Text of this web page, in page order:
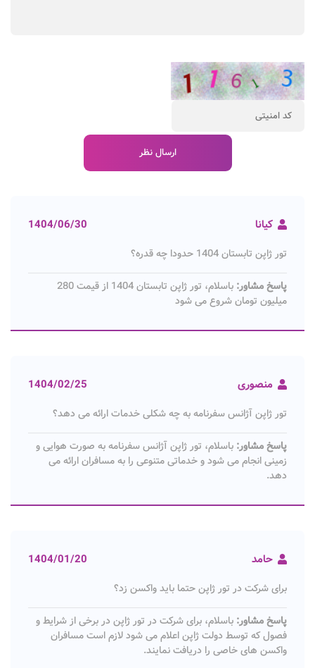
کیانا 1404/06/30
تور ژاپن تابستان 1404 حدودا چه قدره؟
پاسخ مشاور:
باسلام، تور ژاپن تابستان 1404 از قیمت 280
میلیون تومان شروع می شود
منصوری 1404/02/25
تور ژاپن آژانس سفرنامه به چه شکلی خدمات ارائه می دهد؟
پاسخ مشاور: باسلام، تور ژاپن آژانس سفرنامه به صورت هوایی و
زمینی انجام می شود و خدماتی متنوعی را به مسافران ارائه می
دهد.
حامد 1404/01/20
برای شرکت در تور ژاپن حتما باید واکسن زد؟
پاسخ مشاور: باسلام، برای شرکت در تور ژاپن در برخی از شرایط و
فصول که توسط دولت ژاپن اعلام می شود لازم است مسافران
واکسن های خاصی را دریافت نمایند.